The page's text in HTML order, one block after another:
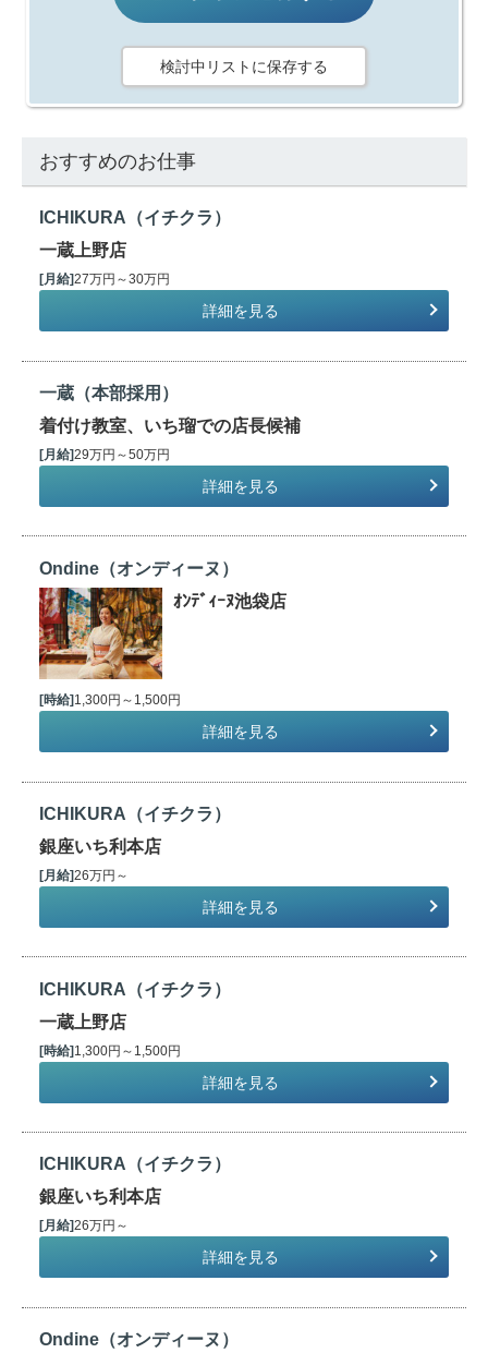
検討中リストに保存する
おすすめのお仕事
ICHIKURA（イチクラ）
一蔵上野店
[月給]27万円～30万円
詳細を見る
一蔵（本部採用）
着付け教室、いち瑠での店長候補
[月給]29万円～50万円
詳細を見る
Ondine（オンディーヌ）
ｵﾝﾃﾞｨｰﾇ池袋店
[時給] 1,300円～1,500円
詳細を見る
ICHIKURA（イチクラ）
銀座いち利本店
[月給]26万円～
詳細を見る
ICHIKURA（イチクラ）
一蔵上野店
[時給]1,300円～1,500円
詳細を見る
ICHIKURA（イチクラ）
銀座いち利本店
[月給]26万円～
詳細を見る
Ondine（オンディーヌ）